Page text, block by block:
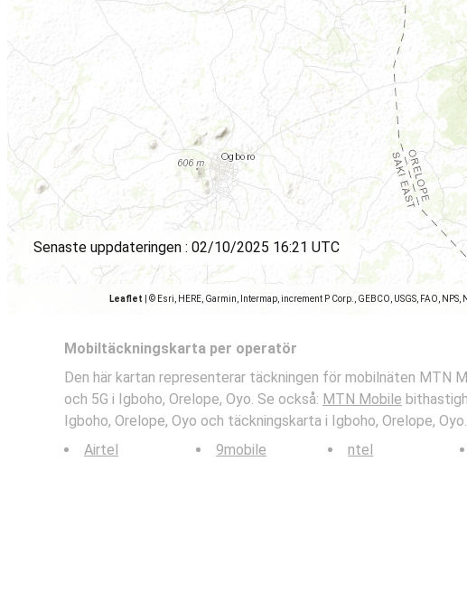
Leaflet © Esri, HERE, Garmin, Intermap, increment P Corp., GEBCO, USGS, FAO,
Senaste uppdateringen : 02/10/2025 16:21 UTC
Mobiltäckningskarta per operatör
Den här kartan representerar täckningen för mobilnäten MTN
och 5G i Igboho, Orelope, Oyo. Se också: MTN Mobile
Igboho, Orelope, Oyo och täckningskarta i Igboho, Orelope, Oyo.
Airtel
9mobile ntel